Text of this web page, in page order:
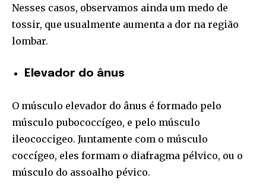
Nesses casos, observamos ainda um medo de
tossir, que usualmente aumenta a dor na região
lombar.
Elevador do ânus
O músculo elevador do ânus é formado pelo
músculo pubococcígeo, e pelo músculo
ileococcigeo. Juntamente com o músculo
coccígeo, eles formam o diafragma pélvico, ou o
músculo do assoalho pévico.